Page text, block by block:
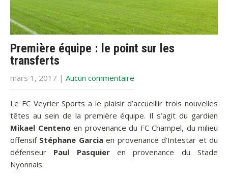
Première équipe : le point sur les
transferts
mars 1, 2017 | Aucun commentaire
Le FC Veyrier Sports a le plaisir d’accueillir trois nouvelles
têtes au sein de la première équipe. Il s’agit du gardien
Mikael Centeno en provenance du FC Champel, du milieu
offensif Stéphane Garciaen provenance d’Intestar et du
défenseur Paul Pasquieren provenance du Stade
Nyonnais.